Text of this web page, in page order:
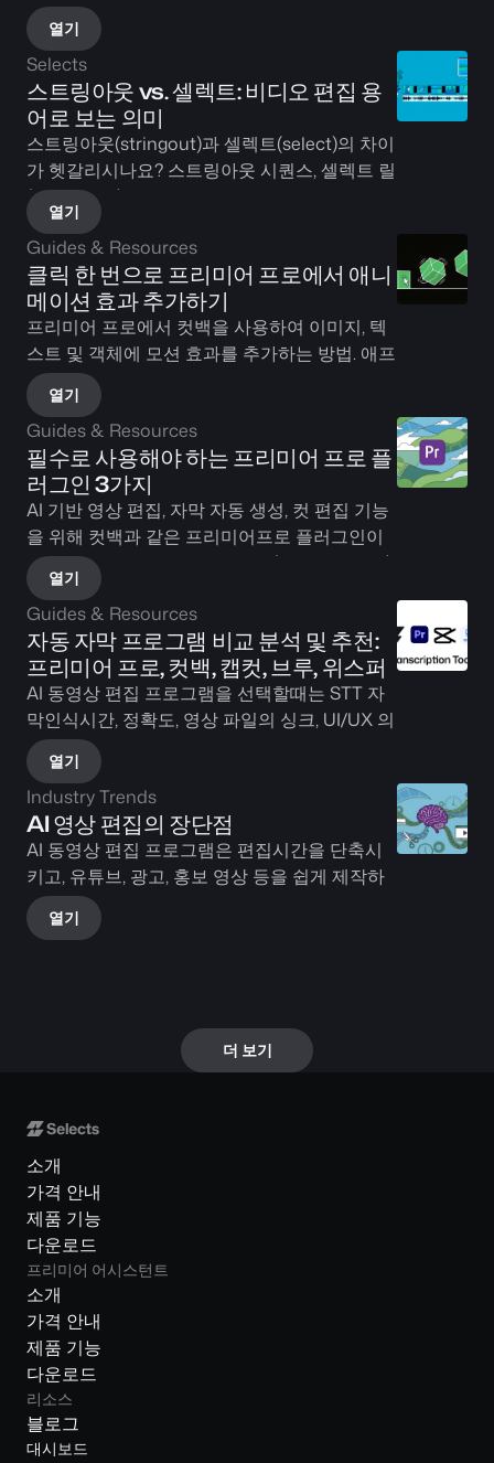
하고, 준비해 주는 AI 비디오 트리머입니다.
열기
Selects
스트링아웃 vs. 셀렉트: 비디오 편집 용
어로 보는 의미
스트링아웃(stringout)과 셀렉트(select)의 차이
가 헷갈리시나요? 스트링아웃 시퀀스, 셀렉트 릴
(select reel), KEM 롤의 차이와 더불어 셀렉츠
와 같은 AI 영상 편집 도구가 이 모든 과정을 어
떻게 자동화하는지 알아보세요.
열기
Guides & Resources
클릭 한 번으로 프리미어 프로에서 애니
메이션 효과 추가하기
프리미어 프로에서 컷백을 사용하여 이미지, 텍
스트 및 객체에 모션 효과를 추가하는 방법. 애프
터 이펙트 없이 애니메이션 인/아웃 작업을 수행
하는 방법을 보여줍니다.
열기
Guides & Resources
필수로 사용해야 하는 프리미어 프로 플
러그인 3가지
AI 기반 영상 편집, 자막 자동 생성, 컷 편집 기능
을 위해 컷백과 같은 프리미어프로 플러그인이
반드시 필요합니다. 모션 어레이(Motion Array),
모션 브로(Motion Bro)와 함께 ai영상편집에 어
떤 장점이 있는지 분석해보았습니다.
열기
Guides & Resources
자동 자막 프로그램 비교 분석 및 추천:
프리미어 프로, 컷백, 캡컷, 브루, 위스퍼
AI 동영상 편집 프로그램을 선택할때는 STT 자
막인식시간, 정확도, 영상 파일의 싱크, UI/UX 의
편리함 등이 중요한 요소입니다.
열기
Industry Trends
AI 영상 편집의 장단점
AI 동영상 편집 프로그램은 편집시간을 단축시
키고, 유튜브, 광고, 홍보 영상 등을 쉽게 제작하
도록 도와줘요. 100% 완벽하지는 않지만, 영상
편집의 경쟁력을 만들어줍니다.
열기
더 보기
소개
가격 안내
제품 기능
다운로드
프리미어 어시스턴트
소개
가격 안내
제품 기능
다운로드
리소스
블로그
대시보드